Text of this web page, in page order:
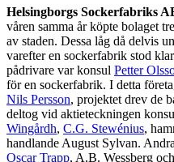
Helsingborgs Sockerfabriks
våren samma år köpte bolaget
av staden. Dessa låg då delvis
varefter en sockerfabrik stod
pådrivare var konsul Petter
för en sockerfabrik. I detta
Nils Persson, projektet drev de
deltog vid aktieteckningen
Wingårdh, C.G. Stewénius,
handlande August Sylvan.
Oscar Trapp, A.B. Wessberg